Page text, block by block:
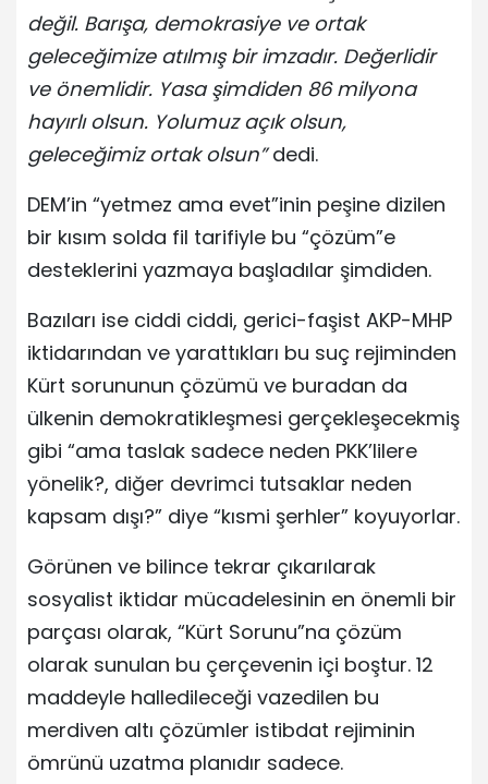
değil. Barışa, demokrasiye ve ortak
geleceğimize atılmış bir imzadır. Değerlidir
ve önemlidir. Yasa şimdiden 86 milyona
hayırlı olsun. Yolumuz açık olsun,
geleceğimiz ortak olsun”dedi.
DEM’in “yetmez ama evet”inin peşine dizilen
bir kısım solda fil tarifiyle bu “çözüm”e
desteklerini yazmaya başladılar şimdiden.
Bazıları ise ciddi ciddi, gerici-faşist AKP-MHP
iktidarından ve yarattıkları bu suç rejiminden
Kürt sorununun çözümü ve buradan da
ülkenin demokratikleşmesi gerçekleşecekmiş
gibi “ama taslak sadece neden PKK’lilere
yönelik?, diğer devrimci tutsaklar neden
kapsam dışı?” diye “kısmi şerhler” koyuyorlar.
Görünen ve bilince tekrar çıkarılarak
sosyalist iktidar mücadelesinin en önemli bir
parçası olarak, “Kürt Sorunu”na çözüm
olarak sunulan bu çerçevenin içi boştur. 12
maddeyle halledileceği vazedilen bu
merdiven altı çözümler istibdat rejiminin
ömrünü uzatma planıdır sadece.